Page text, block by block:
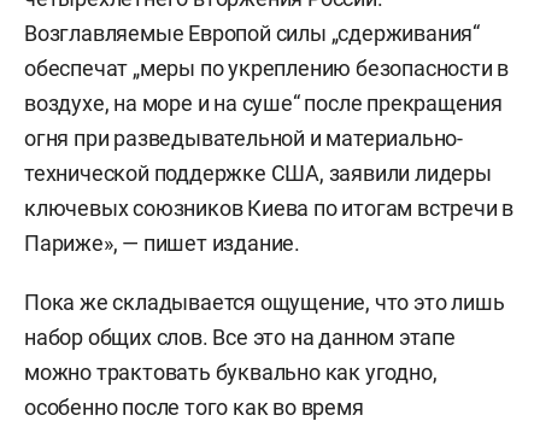
Возглавляемые Европой силы „сдерживания“
обеспечат „меры по укреплению безопасности в
воздухе, на море и на суше“ после прекращения
огня при разведывательной и материально-
технической поддержке США, заявили лидеры
ключевых союзников Киева по итогам встречи в
Париже», — пишет издание.
Пока же складывается ощущение, что это лишь
набор общих слов. Все это на данном этапе
можно трактовать буквально как угодно,
особенно после того как во время